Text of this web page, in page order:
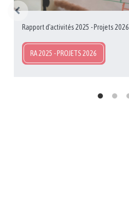
Rapport d'activités 2025 - Projets 2026
RA 2025 - PROJETS 2026